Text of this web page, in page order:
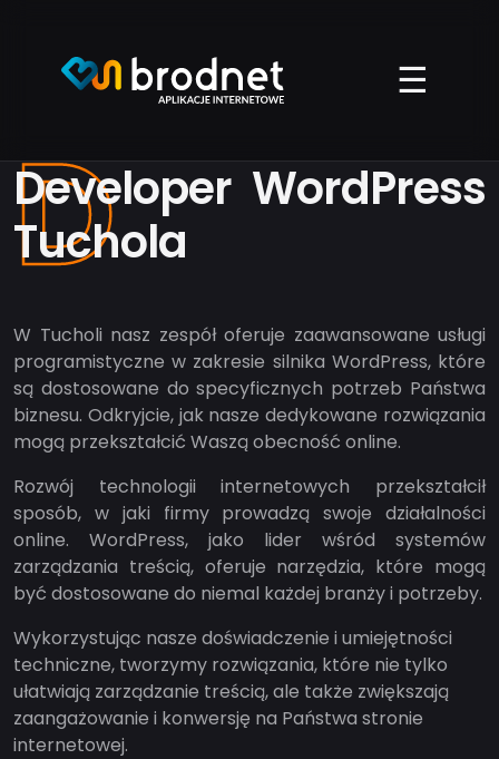
☰
D
Developer WordPress
Tuchola
W Tucholi nasz zespół oferuje zaawansowane usługi
programistyczne w zakresie silnika WordPress, które
są dostosowane do specyficznych potrzeb Państwa
biznesu. Odkryjcie, jak nasze dedykowane rozwiązania
mogą przekształcić Waszą obecność online.
Rozwój technologii internetowych przekształcił
sposób, w jaki firmy prowadzą swoje działalności
online. WordPress, jako lider wśród systemów
zarządzania treścią, oferuje narzędzia, które mogą
być dostosowane do niemal każdej branży i potrzeby.
Wykorzystując nasze doświadczenie i umiejętności
techniczne, tworzymy rozwiązania, które nie tylko
ułatwiają zarządzanie treścią, ale także zwiększają
zaangażowanie i konwersję na Państwa stronie
internetowej.